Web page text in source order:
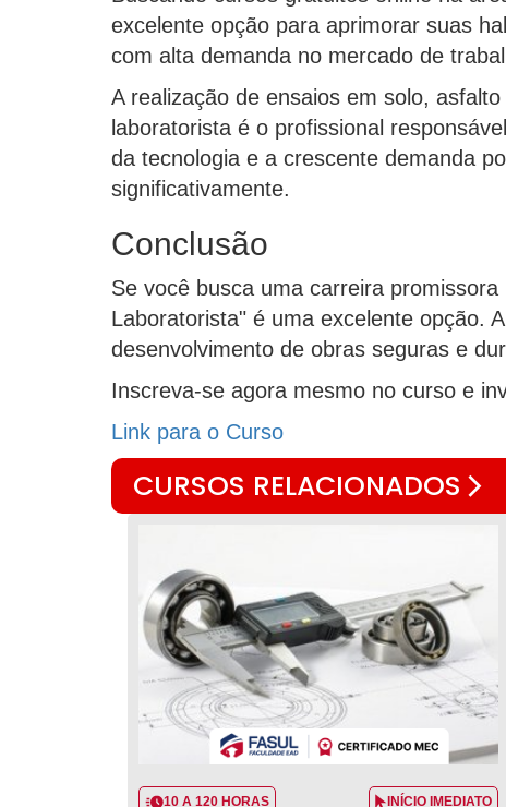
excelente opção para aprimorar suas
com alta demanda no mercado de
A realização de ensaios em solo,
laboratorista é o profissional
da tecnologia e a crescente demanda
significativamente.
Conclusão
Se você busca uma carreira
Laboratorista" é uma excelente opção.
desenvolvimento de obras seguras e
Inscreva-se agora mesmo no curso e
Link para o Curso
CURSOS RELACIONADOS
10 A 120 HORAS INÍCIO IMEDIATO